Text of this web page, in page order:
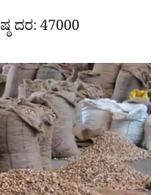
ದರ: 47000